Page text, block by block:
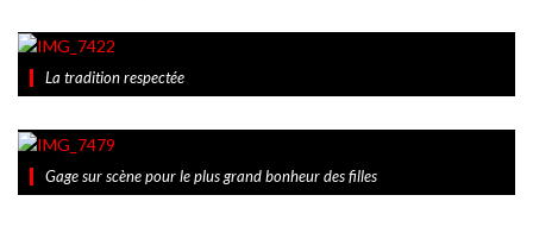
La tradition respectée
Gage sur scène pour le plus grand bonheur des filles